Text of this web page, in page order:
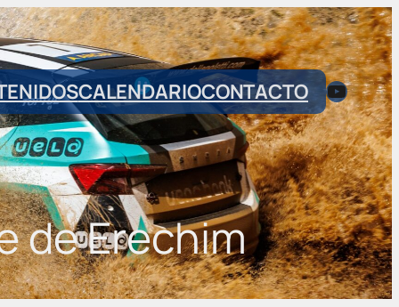
CALENDARIOCONTACTO
de Erechim